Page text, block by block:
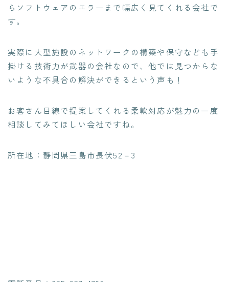
らソフトウェアのエラーまで幅広く見てくれる会社で
す。
実際に大型施設のネットワークの構築や保守なども手
掛ける技術力が武器の会社なので、他では見つからな
いような不具合の解決ができるという声も！
お客さん目線で提案してくれる柔軟対応が魅力 の一度
相談してみてほしい会社ですね。
所在地：静岡県三島市長伏52－3